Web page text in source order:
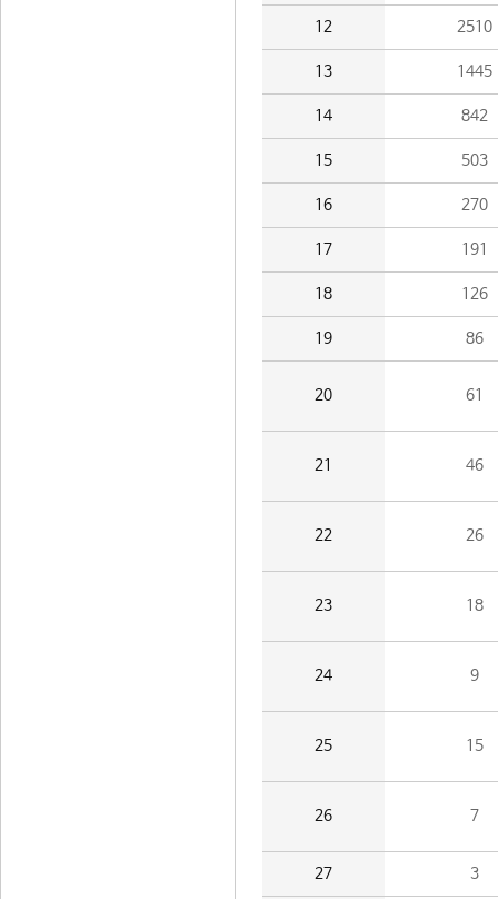
12 2510
13 1445
14 842
15 503
16 270
17 191
18 126
19 86
20 61
21 46
22 26
23 18
24 9
25 15
26 7
27 3